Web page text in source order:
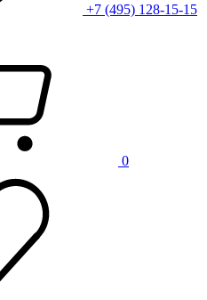
+7 (495) 128-15-15
0